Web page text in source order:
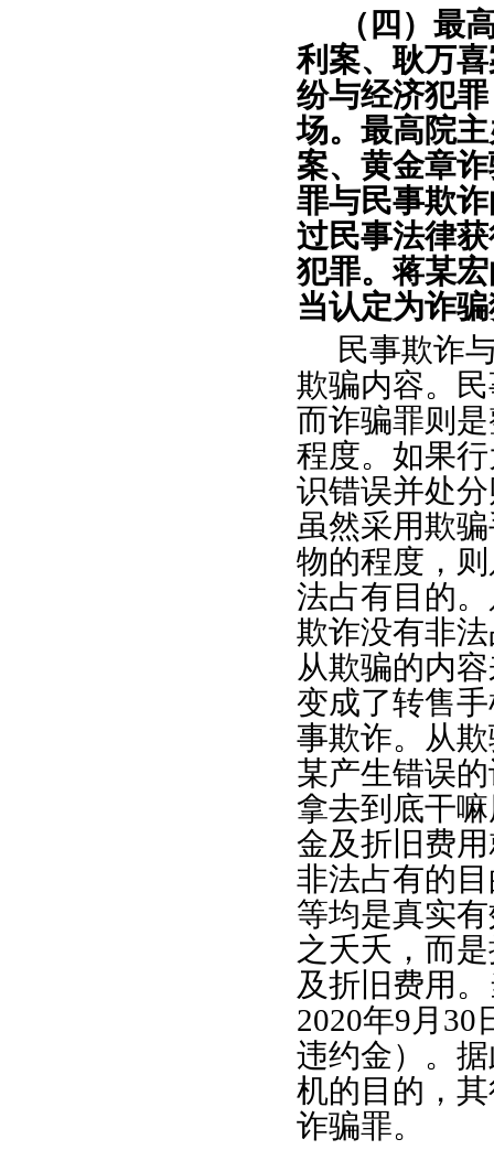
（四）最
利案、耿万
纷与经济犯
场。最高院
案、黄金章
罪与民事欺
过民事法律
犯罪。蒋某
当认定为诈
民事欺诈
欺骗内容。
而诈骗罪则
程度。如果
识错误并处
虽然采用欺
物的程度，
法占有目的
欺诈没有非
从欺骗的内
变成了转售
事欺诈。从
某产生错误
拿去到底干
金及折旧费
非法占有的
等均是真实
之夭夭，而
及折旧费用
2020年9月
违约金）。
机的目的，
诈骗罪。